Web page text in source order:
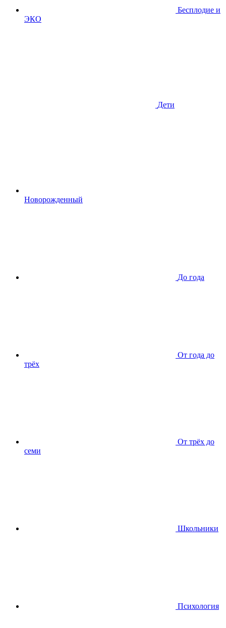
Бесплодие и
ЭКО
Дети
Новорожденный
До года
От года до
трёх
От трёх до
семи
Школьники
Психология